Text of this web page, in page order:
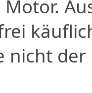
nicht